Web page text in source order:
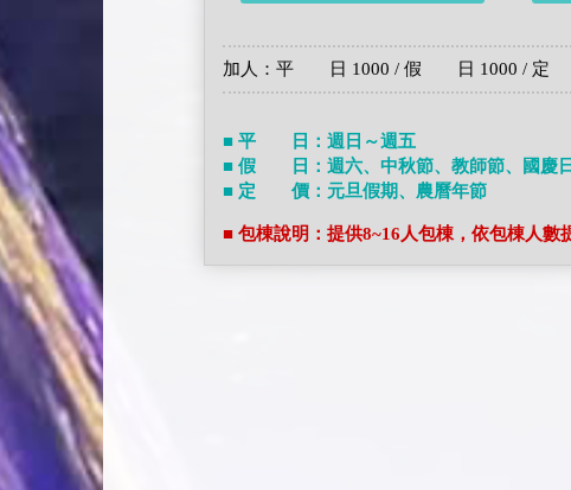
加人：平 日 1000 / 假 日 1000 / 定
■ 平 日：週日～週五
■ 假 日：週六、中秋節、教師節、國慶日
■ 定 價：元旦假期、農曆年節
■ 包棟說明：提供8~16人包棟，依包棟人數